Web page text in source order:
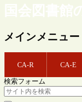
国会図書館
メインメニュー
CA-R CA-E
検索フォーム